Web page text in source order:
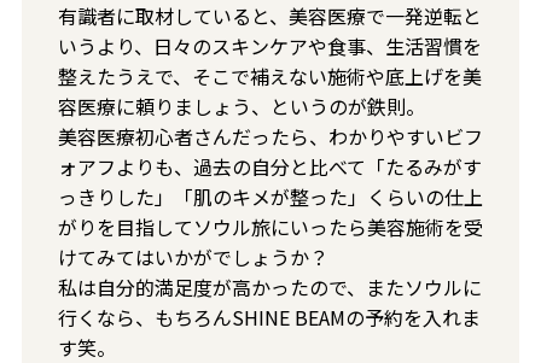
有識者に取材していると、美容医療で一発逆転と
いうより、日々のスキンケアや食事、生活習慣を
整えたうえで、そこで補えない施術や底上げを美
容医療に頼りましょう、というのが鉄則。
美容医療初心者さんだったら、わかりやすいビフ
ォアフよりも、過去の自分と比べて「たるみがす
っきりした」「肌のキメが整った」くらいの仕上
がりを目指してソウル旅にいったら美容施術を受
けてみてはいかがでしょうか？
私は自分的満足度が高かったので、またソウルに
行くなら、もちろんSHINE BEAMの予約を入れま
す笑。